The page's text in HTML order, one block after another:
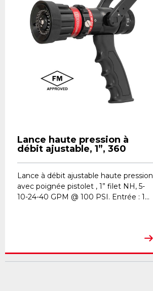
Lance haute pression à
débit ajustable, 1”, 360
Lance à débit ajustable haute pression
avec poignée pistolet , 1” filet NH, 5-
10-24-40 GPM @ 100 PSI. Entrée : 1...